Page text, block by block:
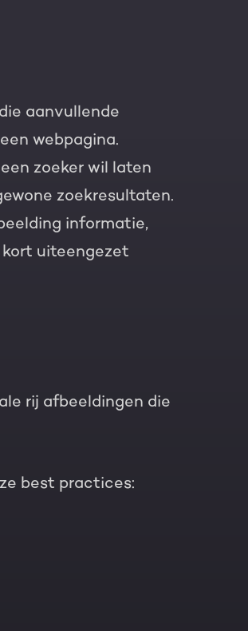
aanvullende
webpagina.
zoeker wil laten
zoekresultaten.
informatie,
kort uiteengezet
rij afbeeldingen die
best practices: